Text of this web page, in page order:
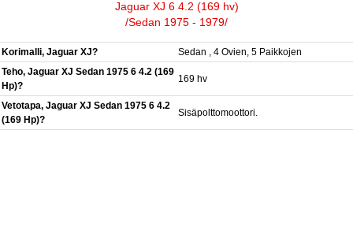
Jaguar XJ 6 4.2 (169 hv)
/Sedan 1975 - 1979/
Korimalli, Jaguar XJ?
Sedan , 4 Ovien, 5 Paikkojen
Teho, Jaguar XJ Sedan 1975 6 4.2 (169
Hp)?
169 hv
Vetotapa, Jaguar XJ Sedan 1975 6 4.2
(169 Hp)?
Sisäpolttomoottori.